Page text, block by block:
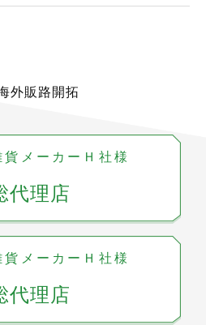
外販路開拓
貨メーカーＨ社様
代理店
貨メーカーＨ社様
代理店